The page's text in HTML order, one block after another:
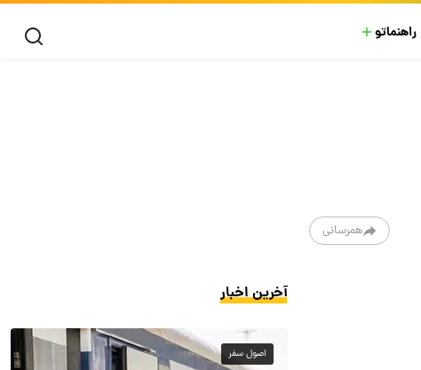
راهنماتو
همرسانی
آخرین اخبار
اصول سفر